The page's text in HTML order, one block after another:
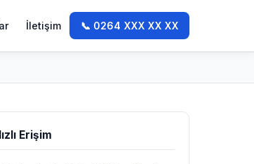
İletişim 📞 0264 XXX XX XX
Erişim